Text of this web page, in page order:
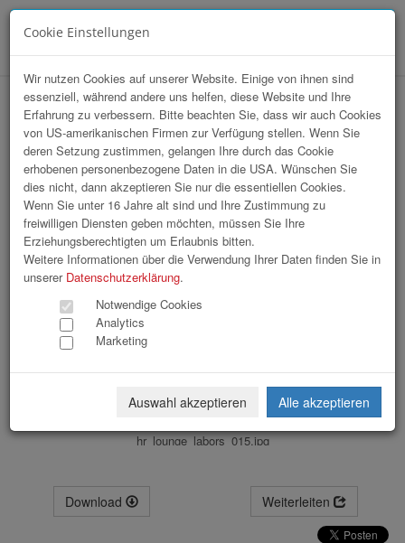
hr-lounge Ost zu Gast bei labors.at
hr_lounge_labors_015.jpg
Download Weiterleiten
Cookie Einstellungen
Wir nutzen Cookies auf unserer Website. Einige von ihnen sind
essenziell, während andere uns helfen, diese Website und Ihre
Erfahrung zu verbessern. Bitte beachten Sie, dass wir auch Cookies
von US-amerikanischen Firmen zur Verfügung stellen. Wenn Sie
deren Setzung zustimmen, gelangen Ihre durch das Cookie
erhobenen personenbezogene Daten in die USA. Wünschen Sie
dies nicht, dann akzeptieren Sie nur die essentiellen Cookies.
Wenn Sie unter 16 Jahre alt sind und Ihre Zustimmung zu
freiwilligen Diensten geben möchten, müssen Sie Ihre
Erziehungsberechtigten um Erlaubnis bitten.
Weitere Informationen über die Verwendung Ihrer Daten finden Sie in
unserer Datenschutzerklärung.
Notwendige Cookies
Analytics
Marketing
Auswahl akzeptieren Alle akzeptieren